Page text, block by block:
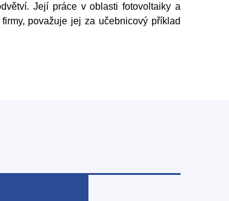
Její práce v oblasti fotovoltaiky a
považuje jej za učebnicový příklad